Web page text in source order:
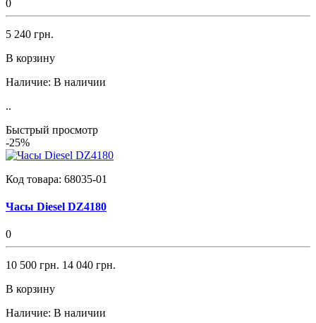
0
5 240 грн.
В корзину
Наличие: В наличии
..
Быстрый просмотр
-25%
Код товара: 68035-01
Часы Diesel DZ4180
0
10 500 грн. 14 040 грн.
В корзину
Наличие: В наличии